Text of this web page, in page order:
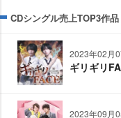
CDシングル売上TOP3作品
2023年02月
ギリギリ
2023年09月